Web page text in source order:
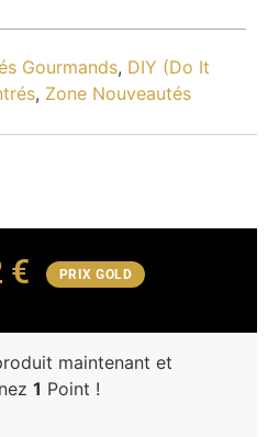
Gourmands, DIY (Do It
, Zone Nouveautés
€ PRIX GOLD
maintenant et
1 Point !